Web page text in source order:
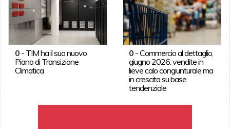
0- TIM ha il suo nuovo
Piano di Transizione
Climatica
0 -Commercio al dettaglio,
giugno 2026: vendite in
lieve calo congiunturale ma
in crescita su base
tendenziale